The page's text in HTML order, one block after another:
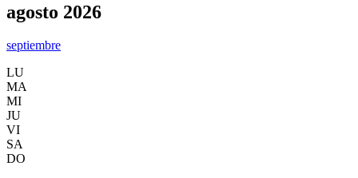
agosto 2026
septiembre
LU
MA
MI
JU
VI
SA
DO